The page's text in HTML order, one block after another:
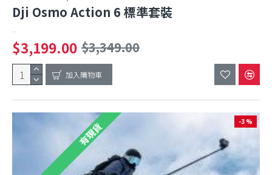
Dji Osmo Action 6 標準套裝
..
$3,199.00 $3,349.00
加入購物車
有現貨 -3 %